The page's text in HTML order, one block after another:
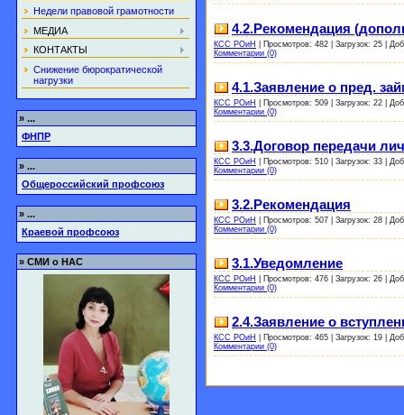
Недели правовой грамотности
МЕДИА
КОНТАКТЫ
Снижение бюрократической
нагрузки
» ...
ФНПР
» ...
Общероссийский профсоюз
» ...
Краевой профсоюз
» СМИ о НАС
4.2.Рекомендация
КСС РОиН Просмотров: 482 Загрузок: 25
Комментарии (0)
4.1.Заявление о пред.
КСС РОиН Просмотров: 509 Загрузок: 22
Комментарии (0)
3.3.Договор передачи
КСС РОиН Просмотров: 510 Загрузок: 33
Комментарии (0)
3.2.Рекомендация
КСС РОиН Просмотров: 507 Загрузок: 28
Комментарии (0)
3.1.Уведомление
КСС РОиН Просмотров: 476 Загрузок: 26
Комментарии (0)
2.4.Заявление о
КСС РОиН Просмотров: 465 Загрузок: 19
Комментарии (0)